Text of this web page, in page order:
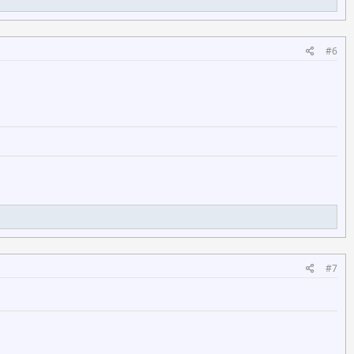
#6
#7